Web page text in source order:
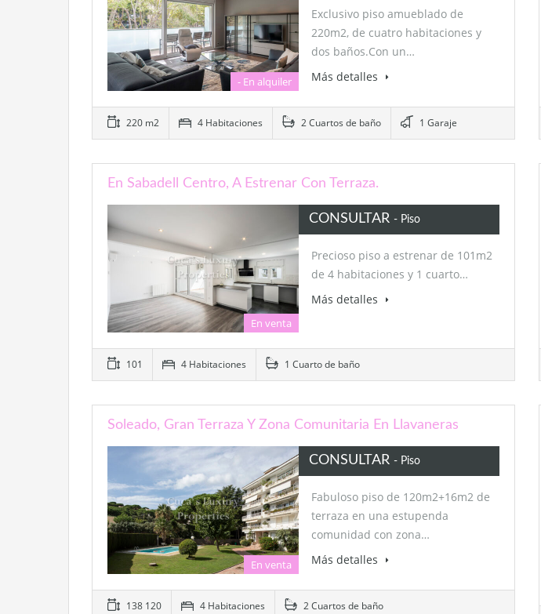
- En alquiler
Exclusivo piso amueblado de
220m2, de cuatro habitaciones y
dos baños.Con un…
Más detalles
220 m2 4 Habitaciones 2 Cuartos de baño 1 Garaje
En Sabadell Centro, A Estrenar Con Terraza.
En venta
CONSULTAR - Piso
Precioso piso a estrenar de 101m2
de 4 habitaciones y 1 cuarto…
Más detalles
101 4 Habitaciones 1 Cuarto de baño
Soleado, Gran Terraza Y Zona Comunitaria En Llavaneras
En venta
CONSULTAR - Piso
Fabuloso piso de 120m2+16m2 de
terraza en una estupenda
comunidad con zona…
Más detalles
138 120 4 Habitaciones 2 Cuartos de baño